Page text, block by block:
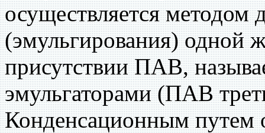
осуществляется методом
(эмульгирования) одной
присутствии ПАВ,
эмульгаторами (ПАВ
Конденсационным путем